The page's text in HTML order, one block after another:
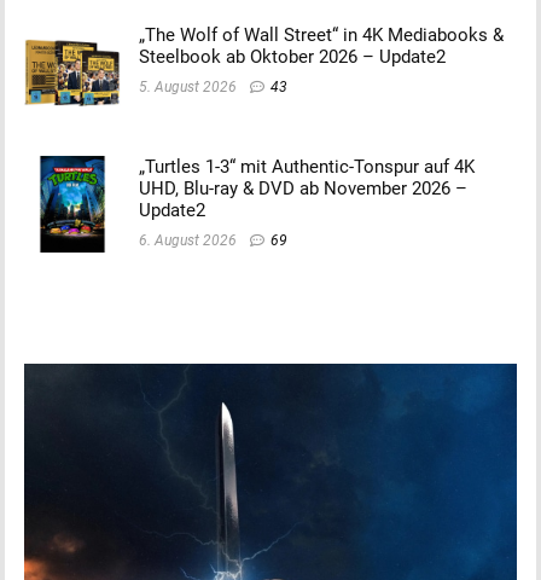
„The Wolf of Wall Street“ in 4K Mediabooks &
Steelbook ab Oktober 2026 – Update2
5. August 2026 43
„Turtles 1-3“ mit Authentic-Tonspur auf 4K
UHD, Blu-ray & DVD ab November 2026 –
Update2
6. August 2026 69